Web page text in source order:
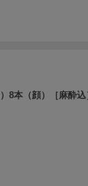
8本（顔）［麻酔